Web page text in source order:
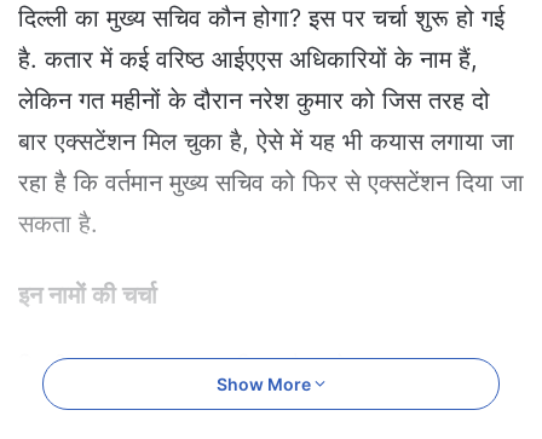
a
i
दिल्ली का मुख्य सचिव कौन होगा? इस पर चर्चा शुरू हो गई
है. कतार में कई वरिष्ठ आईएएस अधिकारियों के नाम हैं,
लेकिन गत महीनों के दौरान नरेश कुमार को जिस तरह दो
बार एक्सटेंशन मिल चुका है, ऐसे में यह भी कयास लगाया जा
रहा है कि वर्तमान मुख्य सचिव को फिर से एक्सटेंशन दिया जा
सकता है.
इन नामों की चर्चा
दिल्ली सरकार का मुख्य सचिव कौन बनेगा? यह सवाल
सचिवालय के गलियारे में चर्चा में है. इस दौर में वर्ष 1989 बैच
Show More